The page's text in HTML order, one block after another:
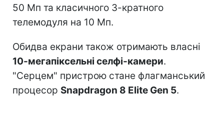
50 Мп та класичного 3-кратного
телемодуля на 10 Мп.
Обидва екрани також отримають власні
10-мегапіксельні селфі-камери.
"Серцем" пристрою стане флагманський
процесор Snapdragon 8 Elite Gen 5.